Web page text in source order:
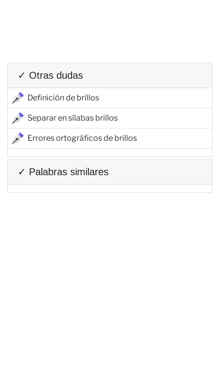
✓ Otras dudas
Definición de brillos
Separar en sílabas brillos
Errores ortográficos de brillos
✓ Palabras similares